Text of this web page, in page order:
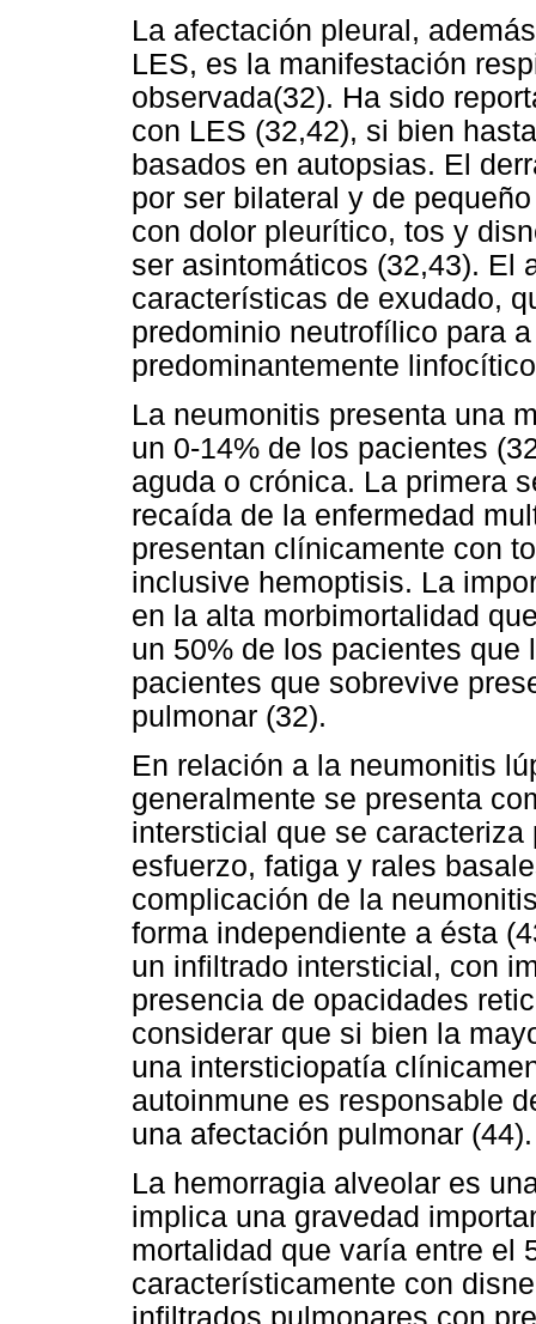
La afectación pleural,
LES, es la manifestación
observada(32). Ha sido
con LES (32,42), si bien
basados en autopsias. El
por ser bilateral y de
con dolor pleurítico, tos y
ser asintomáticos (32,43). El
características de exudado,
predominio neutrofílico para
predominantemente
La neumonitis presenta una
un 0-14% de los pacientes
aguda o crónica. La primera
recaída de la enfermedad
presentan clínicamente con
inclusive hemoptisis. La
en la alta morbimortalidad
un 50% de los pacientes
pacientes que sobrevive
pulmonar (32).
En relación a la neumonitis
generalmente se presenta
intersticial que se
esfuerzo, fatiga y rales
complicación de la
forma independiente a ésta
un infiltrado intersticial, con
presencia de opacidades
considerar que si bien la
una intersticiopatía
autoinmune es responsable
una afectación pulmonar (44).
La hemorragia alveolar es
implica una gravedad
mortalidad que varía entre el
característicamente con